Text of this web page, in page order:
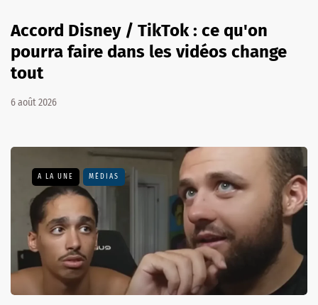
Accord Disney / TikTok : ce qu'on
pourra faire dans les vidéos change
tout
6 août 2026
A LA UNE MÉDIAS